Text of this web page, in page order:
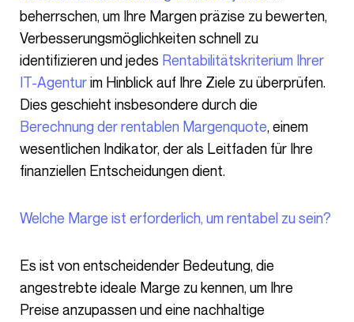
beherrschen, um Ihre Margen präzise zu bewerten,
Verbesserungsmöglichkeiten schnell zu
identifizieren und jedes Rentabilitätskriterium Ihrer
IT-Agenturim Hinblick auf Ihre Ziele zu überprüfen.
Dies geschieht insbesondere durch die
Berechnung der rentablen Margenquote, einem
wesentlichen Indikator, der als Leitfaden für Ihre
finanziellen Entscheidungen dient.
Welche Marge ist erforderlich, um rentabel zu sein?
Es ist von entscheidender Bedeutung, die
angestrebte ideale Marge zu kennen, um Ihre
Preise anzupassen und eine nachhaltige